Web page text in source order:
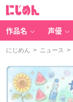
作品名 声優
にじめん > ニュース >